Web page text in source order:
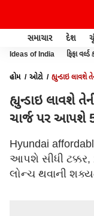
સમાચાર દેશ
Ideas of India ફિફા વર્લ્ડ
હોમ ઓટો
હ્યુન્ડાઇ લાવશે
હ્યુન્ડાઇ લાવશે
ચાર્જ પર આપશે
Hyundai
આપશે સીધી ટક્કર,
લોન્ચ થવાની